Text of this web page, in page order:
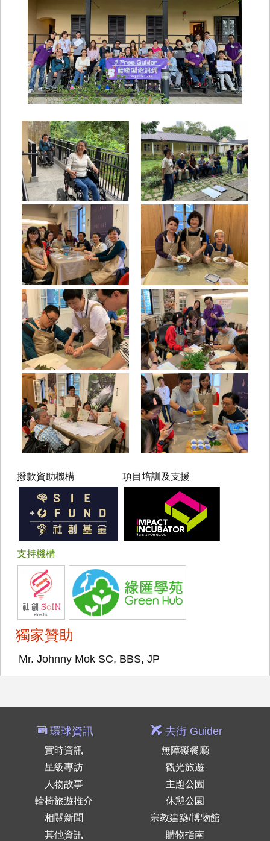
撥款資助機構 項目培訓及支援
支持機構
獨家贊助
Mr. Johnny Mok SC, BBS, JP
環球資訊
實時資訊
星級專訪
人物故事
輪椅旅遊推介
相關新聞
其他資訊
去街 Guider
無障礙餐廳
觀光旅遊
主題公園
休憩公園
宗教建築/博物館
購物指南